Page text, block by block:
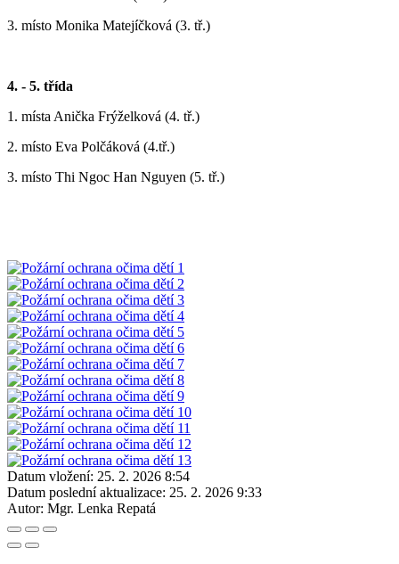
3. místo Monika Matejíčková (3. tř.)
4. - 5. třída
1. místa Anička Frýželková (4. tř.)
2. místo Eva Polčáková (4.tř.)
3. místo Thi Ngoc Han Nguyen (5. tř.)
Datum vložení: 25. 2. 2026 8:54
Datum poslední aktualizace: 25. 2. 2026 9:33
Autor: Mgr. Lenka Repatá